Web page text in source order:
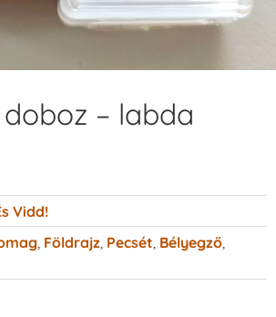
– labda
Vidd!
Földrajz Pecsét Bélyegző